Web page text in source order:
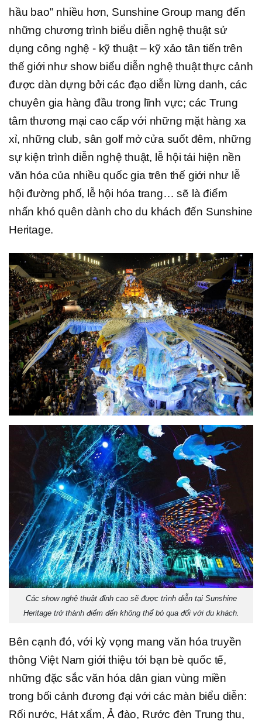
hầu bao" nhiều hơn, Sunshine Group mang đến
những chương trình biểu diễn nghệ thuật sử
dụng công nghệ - kỹ thuật – kỹ xảo tân tiến trên
thế giới như show biểu diễn nghệ thuật thực cảnh
được dàn dựng bởi các đạo diễn lừng danh, các
chuyên gia hàng đầu trong lĩnh vực; các Trung
tâm thương mại cao cấp với những mặt hàng xa
xỉ, những club, sân golf mở cửa suốt đêm, những
sự kiện trình diễn nghệ thuật, lễ hội tái hiện nền
văn hóa của nhiều quốc gia trên thế giới như lễ
hội đường phố, lễ hội hóa trang… sẽ là điểm
nhấn khó quên dành cho du khách đến Sunshine
Heritage.
Các show nghệ thuật đỉnh cao sẽ được trình diễn tại Sunshine
Heritage trở thành điểm đến không thể bỏ qua đối với du khách.
Bên cạnh đó, với kỳ vọng mang văn hóa truyền
thông Việt Nam giới thiệu tới bạn bè quốc tế,
những đặc sắc văn hóa dân gian vùng miền
trong bối cảnh đương đại với các màn biểu diễn:
Rối nước, Hát xẩm, Ả đào, Rước đèn Trung thu,